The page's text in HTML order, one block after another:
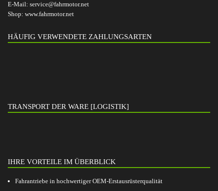
E-Mail: service@fahrmotor.net
Shop: www.fahrmotor.net
HÄUFIG VERWENDETE ZAHLUNGSARTEN
TRANSPORT DER WARE [LOGISTIK]
IHRE VORTEILE IM ÜBERBLICK
Fahrantriebe in hochwertiger OEM-Erstausrüsterqualität